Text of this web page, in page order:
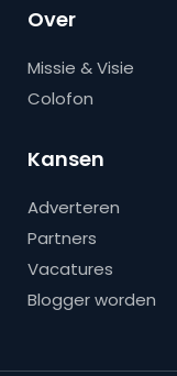
Over
Missie & Visie
Colofon
Kansen
Adverteren
Partners
Vacatures
Blogger worden